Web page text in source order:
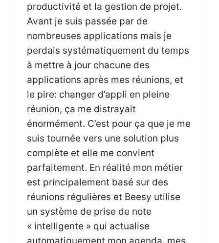
productivité et la gestion de projet.
Avant je suis passée par de
nombreuses applications mais je
perdais systématiquement du temps
à mettre à jour chacune des
applications après mes réunions, et
le pire: changer d’appli en pleine
réunion, ça me distrayait
énormément. C’est pour ça que je me
suis tournée vers une solution plus
complète et elle me convient
parfaitement. En réalité mon métier
est principalement basé sur des
réunions régulières et Beesy utilise
un système de prise de note
« intelligente » qui actualise
automatiquement mon agenda, mes